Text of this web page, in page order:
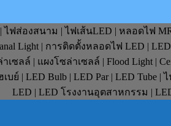
ส่องสนาม | ไฟเส้นLED | หลอดไฟ
Light | การติดตั้งหลอดไฟ LED |
ลล์ | แผงโซล่าเซลล์ | Flood Light |
เบย์ | LED Bulb | LED Par | LED
LED | LED โรงงานอุตสาหกรรม |